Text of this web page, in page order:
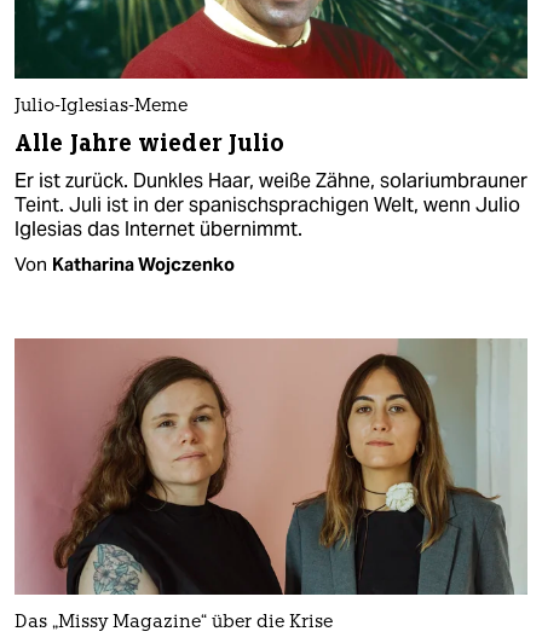
Julio-Iglesias-Meme
Alle Jahre wieder Julio
Er ist zurück. Dunkles Haar, weiße Zähne, solariumbrauner
Teint. Juli ist in der spanischsprachigen Welt, wenn Julio
Iglesias das Internet übernimmt.
Von Katharina Wojczenko
Das „Missy Magazine“ über die Krise